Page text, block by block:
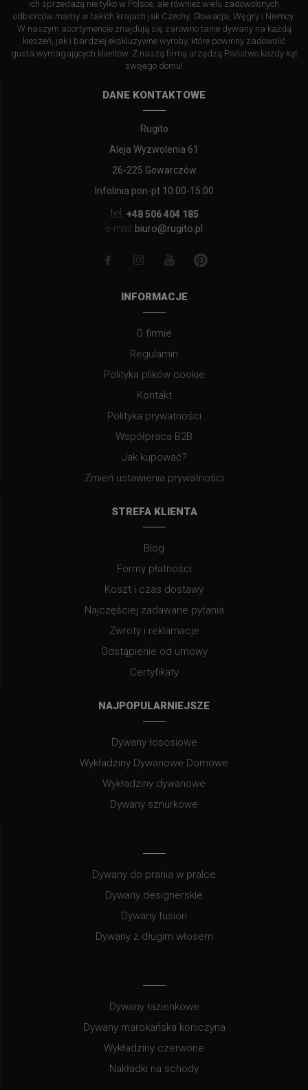
ich sprzedażą nie tylko w Polsce, ale również wielu zadowolonych
odbiorców mamy w takich krajach jak Czechy, Słowacja, Węgry i Niemcy.
W naszym asortymencie znajdują się zarówno tanie dywany na każdą
kieszeń, jak i bardziej ekskluzywne wyroby, które powinny zadowolić
gusta wymagających klientów. Z naszą firmą urządzą Państwo każdy kąt
swojego domu!
DANE KONTAKTOWE
Rugito
Aleja Wyzwolenia 61
26-225 Gowarczów
Infolinia pon-pt 10:00-15:00
tel. +48 506 404 185
e-mail: biuro@rugito.pl
INFORMACJE
O firmie
Regulamin
Polityka plików cookie
Kontakt
Polityka prywatności
Współpraca B2B
Jak kupować?
Zmień ustawienia prywatności
STREFA KLIENTA
Blog
Formy płatności
Koszt i czas dostawy
Najczęściej zadawane pytania
Zwroty i reklamacje
Odstąpienie od umowy
Certyfikaty
NAJPOPULARNIEJSZE
Dywany łososiowe
Wykładziny Dywanowe Domowe
Wykładziny dywanowe
Dywany sznurkowe
Dywany do prania w pralce
Dywany designerskie
Dywany fusion
Dywany z długim włosem
Dywany łazienkowe
Dywany marokańska koniczyna
Wykładziny czerwone
Nakładki na schody